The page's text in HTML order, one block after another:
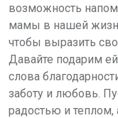
возможность
мамы в нашей
чтобы выразить
Давайте подарим
слова
заботу и любовь.
радостью и теплом,